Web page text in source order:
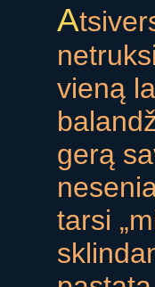
A
vieną
gerą
tarsi